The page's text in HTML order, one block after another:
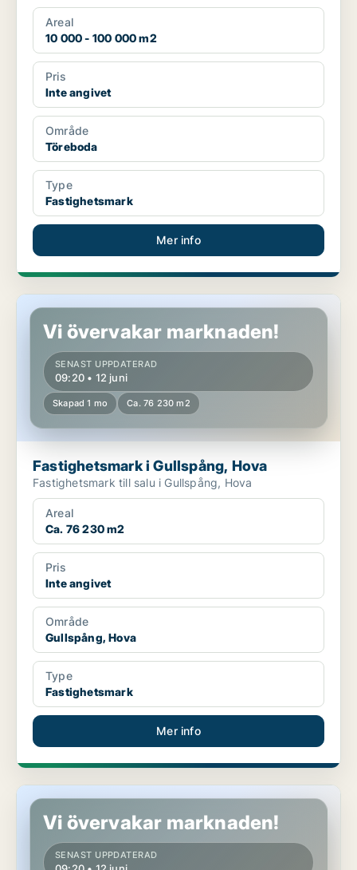
Areal
10 000 - 100 000 m2
Pris
Inte angivet
Område
Töreboda
Type
Fastighetsmark
Mer info
Fastighetsmark i Gullspång, Hova
Vi övervakar marknaden!
SENAST UPPDATERAD
09:20 • 12 juni
Skapad 1 mo Ca. 76 230 m2
Fastighetsmark i Gullspång, Hova
Fastighetsmark till salu i Gullspång, Hova
Areal
Ca. 76 230 m2
Pris
Inte angivet
Område
Gullspång, Hova
Type
Fastighetsmark
Mer info
Fastighetsmark i Götene, Hällekis
Vi övervakar marknaden!
SENAST UPPDATERAD